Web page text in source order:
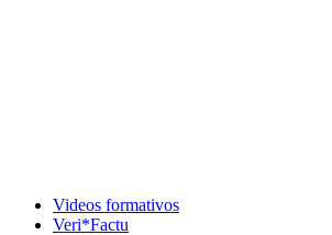
Videos formativos
Veri*Factu